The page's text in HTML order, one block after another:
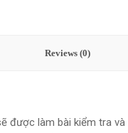
Reviews (0)
được làm bài kiểm tra